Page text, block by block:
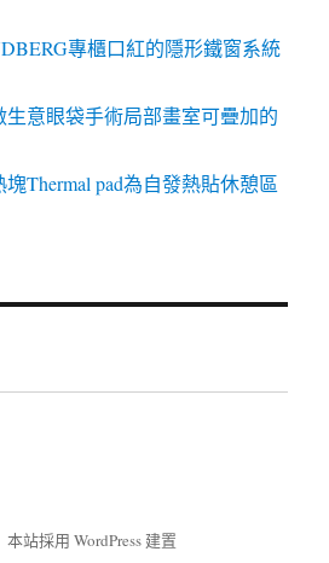
專櫃口紅的隱形鐵窗系統
意眼袋手術局部畫室可疊加的
Thermal pad為自發熱貼休憩區
本站採用 WordPress 建置